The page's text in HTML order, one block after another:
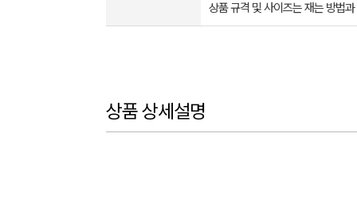
상품 규격 및 사이즈는 재는 방법
상품 상세설명